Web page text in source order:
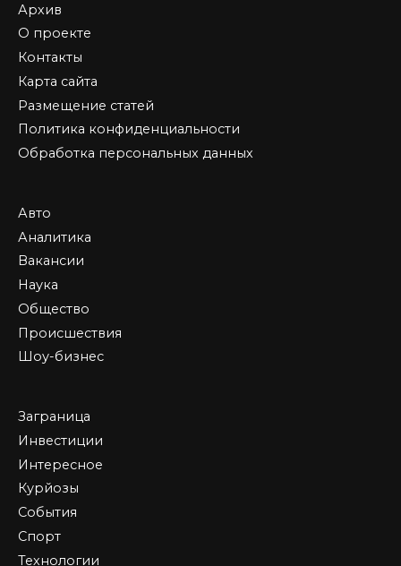
Архив
О проекте
Контакты
Карта сайта
Размещение статей
Политика конфиденциальности
Обработка персональных данных
Авто
Аналитика
Вакансии
Наука
Общество
Происшествия
Шоу-бизнес
Заграница
Инвестиции
Интересное
Курйозы
События
Спорт
Технологии